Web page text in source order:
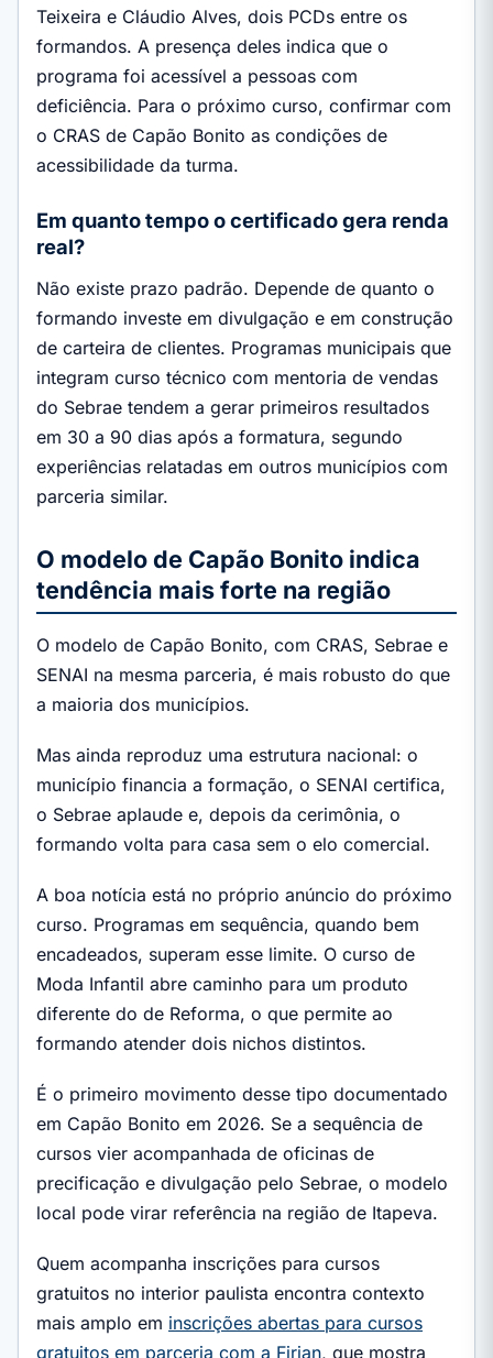
Teixeira e Cláudio Alves, dois PCDs entre os
formandos. A presença deles indica que o
programa foi acessível a pessoas com
deficiência. Para o próximo curso, confirmar com
o CRAS de Capão Bonito as condições de
acessibilidade da turma.
Em quanto tempo o certificado gera renda
real?
Não existe prazo padrão. Depende de quanto o
formando investe em divulgação e em construção
de carteira de clientes. Programas municipais que
integram curso técnico com mentoria de vendas
do Sebrae tendem a gerar primeiros resultados
em 30 a 90 dias após a formatura, segundo
experiências relatadas em outros municípios com
parceria similar.
O modelo de Capão Bonito indica
tendência mais forte na região
O modelo de Capão Bonito, com CRAS, Sebrae e
SENAI na mesma parceria, é mais robusto do que
a maioria dos municípios.
Mas ainda reproduz uma estrutura nacional: o
município financia a formação, o SENAI certifica,
o Sebrae aplaude e, depois da cerimônia, o
formando volta para casa sem o elo comercial.
A boa notícia está no próprio anúncio do próximo
curso. Programas em sequência, quando bem
encadeados, superam esse limite. O curso de
Moda Infantil abre caminho para um produto
diferente do de Reforma, o que permite ao
formando atender dois nichos distintos.
É o primeiro movimento desse tipo documentado
em Capão Bonito em 2026. Se a sequência de
cursos vier acompanhada de oficinas de
precificação e divulgação pelo Sebrae, o modelo
local pode virar referência na região de Itapeva.
Quem acompanha inscrições para cursos
gratuitos no interior paulista encontra contexto
mais amplo em inscrições abertas para cursos
gratuitos em parceria com a Firjan, que mostra